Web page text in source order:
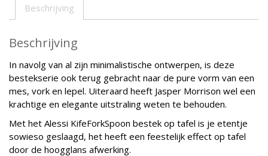
Beschrijving
Beschrijving
In navolg van al zijn minimalistische ontwerpen, is deze
bestekserie ook terug gebracht naar de pure vorm van een
mes, vork en lepel. Uiteraard heeft Jasper Morrison wel een
krachtige en elegante uitstraling weten te behouden.
Met het Alessi KifeForkSpoon bestek op tafel is je etentje
sowieso geslaagd, het heeft een feestelijk effect op tafel
door de hoogglans afwerking.